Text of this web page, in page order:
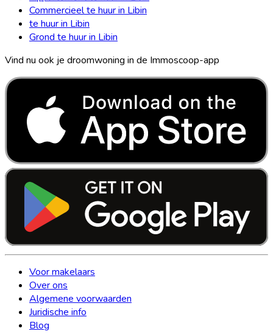
Commercieel te huur in Libin
te huur in Libin
Grond te huur in Libin
Vind nu ook je droomwoning in de Immoscoop-app
Voor makelaars
Over ons
Algemene voorwaarden
Juridische info
Blog